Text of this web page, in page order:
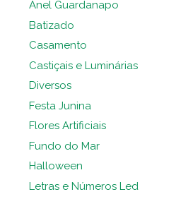
Anel Guardanapo
Batizado
Casamento
Castiçais e Luminárias
Diversos
Festa Junina
Flores Artificiais
Fundo do Mar
Halloween
Letras e Números Led